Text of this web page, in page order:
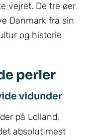
vejret. De tre øer
Danmark fra sin
og historie
perler
vidunder
på Lolland,
absolut mest